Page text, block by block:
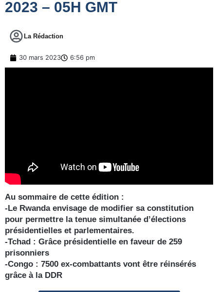
2023 – 05H GMT
La Rédaction
30 mars 2023 6:56 pm
Au sommaire de cette édition :
-Le Rwanda envisage de modifier sa constitution
pour permettre la tenue simultanée d’élections
présidentielles et parlementaires.
-Tchad : Grâce présidentielle en faveur de 259
prisonniers
-Congo : 7500 ex-combattants vont être réinsérés
grâce à la DDR